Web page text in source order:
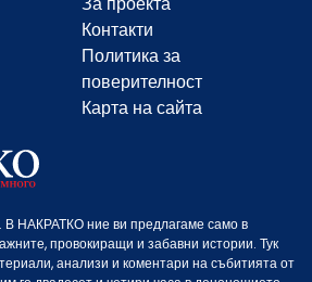
Контакти
Политика за
поверителност
Карта на сайта
В НАКРАТКО ние ви предлагаме само в
провокиращи и забавни истории. Тук
анализи и коментари на събитията от